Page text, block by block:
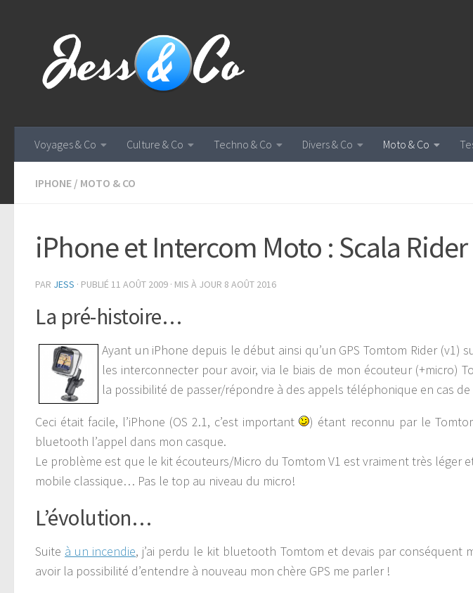
Voyages & Co Culture & Co Techno & Co Divers & Co Moto & Co
IPHONE / MOTO & CO
iPhone et Intercom Moto : Scala Rider
PAR JESS · PUBLIÉ 11 AOÛT 2009 · MIS À JOUR 8 AOÛT 2016
La pré-histoire…
Ayant un iPhone depuis le début ainsi qu’un GPS Tomtom Rider (v1)
les interconnecter pour avoir, via le biais de mon écouteur (+micro)
la possibilité de passer/répondre à des appels téléphonique en cas de
Ceci était facile, l’iPhone (OS 2.1, c’est important
) étant reconnu par le
bluetooth l’appel dans mon casque.
Le problème est que le kit écouteurs/Micro du Tomtom V1 est vraiment très léger
mobile classique… Pas le top au niveau du micro!
L’évolution…
Suite à un incendie, j’ai perdu le kit bluetooth Tomtom et devais par conséquent
avoir la possibilité d’entendre à nouveau mon chère GPS me parler !